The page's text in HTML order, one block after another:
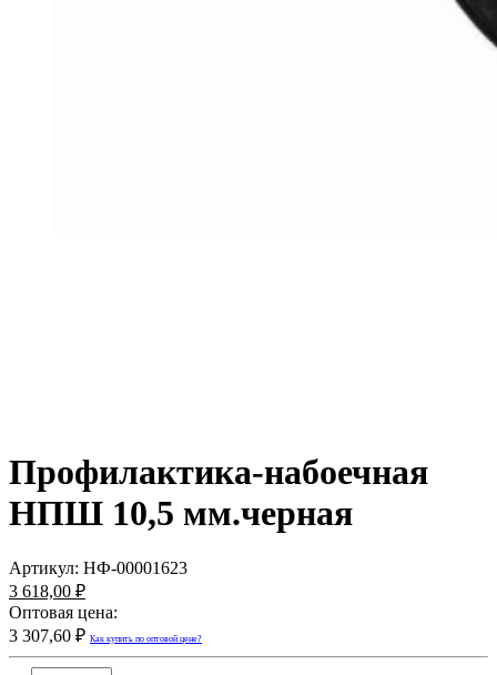
Профилактика-набоечная
НПШ 10,5 мм.черная
Артикул: НФ-00001623
3 618,00 ₽
Оптовая цена:
3 307,60 ₽ Как купить по оптовой цене?